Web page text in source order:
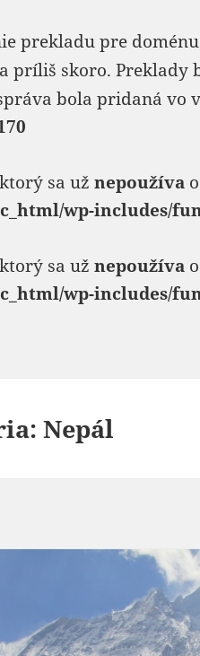
prekladu pre doménu
príliš skoro.
bola pridaná vo
sa už nepoužíva
wp-includes/
sa už nepoužíva
wp-includes/
Nepál